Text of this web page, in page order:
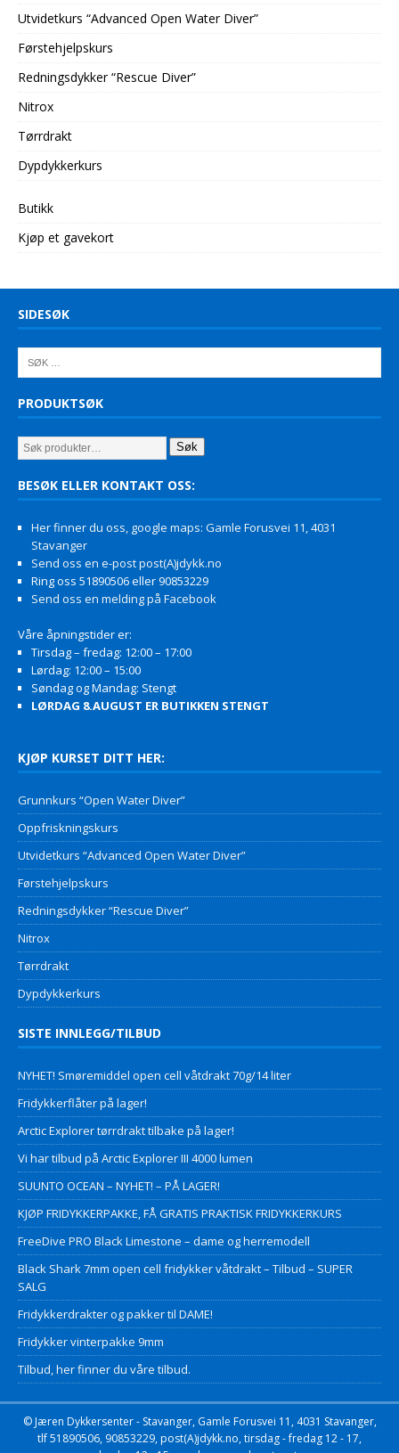
Utvidetkurs “Advanced Open Water Diver”
Førstehjelpskurs
Redningsdykker “Rescue Diver”
Nitrox
Tørrdrakt
Dypdykkerkurs
Butikk
Kjøp et gavekort
SIDESØK
PRODUKTSØK
Søk
BESØK ELLER KONTAKT OSS:
Her finner du oss, google maps: Gamle Forusvei 11, 4031
Stavanger
Send oss en e-post post(A)jdykk.no
Ring oss 51890506 eller 90853229
Send oss en melding på Facebook
Våre åpningstider er:
Tirsdag – fredag: 12:00 – 17:00
Lørdag: 12:00 – 15:00
Søndag og Mandag: Stengt
LØRDAG 8.AUGUST ER BUTIKKEN STENGT
KJØP KURSET DITT HER:
Grunnkurs “Open Water Diver”
Oppfriskningskurs
Utvidetkurs “Advanced Open Water Diver”
Førstehjelpskurs
Redningsdykker “Rescue Diver”
Nitrox
Tørrdrakt
Dypdykkerkurs
SISTE INNLEGG/TILBUD
NYHET! Smøremiddel open cell våtdrakt 70g/14 liter
Fridykkerflåter på lager!
Arctic Explorer tørrdrakt tilbake på lager!
Vi har tilbud på Arctic Explorer III 4000 lumen
SUUNTO OCEAN – NYHET! – PÅ LAGER!
KJØP FRIDYKKERPAKKE, FÅ GRATIS PRAKTISK FRIDYKKERKURS
FreeDive PRO Black Limestone – dame og herremodell
Black Shark 7mm open cell fridykker våtdrakt – Tilbud – SUPER
SALG
Fridykkerdrakter og pakker til DAME!
Fridykker vinterpakke 9mm
Tilbud, her finner du våre tilbud.
© Jæren Dykkersenter - Stavanger, Gamle Forusvei 11, 4031 Stavanger,
tlf 51890506, 90853229, post(A)jdykk.no, tirsdag - fredag 12 - 17,